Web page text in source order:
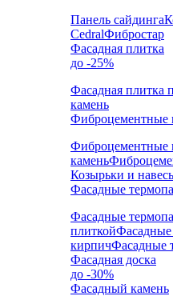
Панель сайдинга
CedralФибростар
Фасадная плитка
до -25%
Фасадная плитка
камень
Фиброцементные
Фиброцементные
камень
Козырьки и
Фасадные
Фасадные
плиткойФасадные
кирпичФасадные
Фасадная доска
до -30%
Фасадный камень